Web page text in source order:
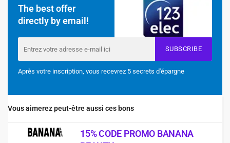
The best offer
directly by email!
SUBSCRIBE
Après votre inscription, vous recevrez 5 secrets d'épargne
Vous aimerez peut-être aussi ces bons
15% CODE PROMO BANANA